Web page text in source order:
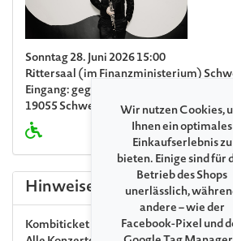
Sonntag 28. Juni 2026 15:00
Rittersaal (im Finanzministerium)
Eingang: gegenüber Ritterstraße 14/16
19055 Schwerin
Hinweise
Kombiticket
Wir nutzen Cookies,
Ihnen ein optimales
Einkaufserlebnis zu
bieten. Einige sind für
Betrieb des Shops
unerlässlich,
andere – wie der
Facebook-Pixel und